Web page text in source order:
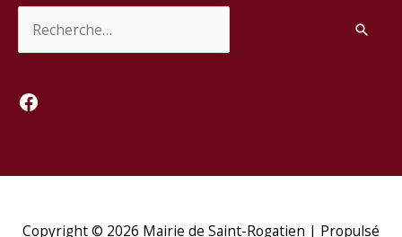
Facebook
Copyright © 2026 Mairie de Saint-Rogatien | Propulsé